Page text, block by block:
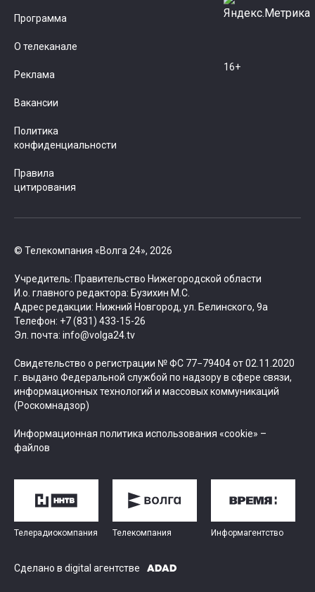
© Телекомпания «Волга 24», 2026
Учредитель: Правительство Нижегородской области
И.о. главного редактора: Бузихин М.С.
Адрес редакции: Нижний Новгород, ул. Белинского, 9а
Телефон: +7 (831) 433-15-26
Эл. почта: info@volga24.tv
Свидетельство о регистрации № ФС 77−79404 от 02.11.2020
г. выдано Федеральной службой по надзору в сфере связи,
информационных технологий и массовых коммуникаций
(Роскомнадзор)
Информационная политика использования «cookie» –
файлов
Программа
О телеканале
Реклама
Вакансии
Политика
конфиденциальности
Правила
цитирования
16+
Телерадиокомпания Телекомпания Информагентство
Сделано в digital агентстве